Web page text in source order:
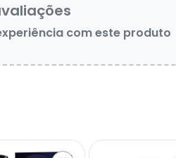
com este produto